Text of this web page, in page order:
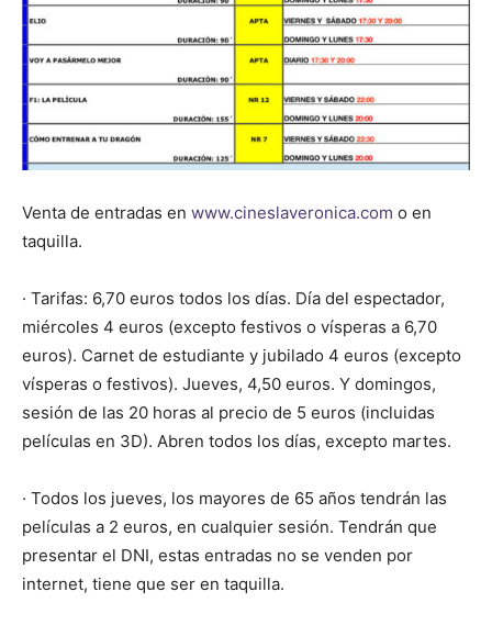
Venta de entradas en www.cineslaveronica.com o en
taquilla.
· Tarifas: 6,70 euros todos los días. Día del espectador,
miércoles 4 euros (excepto festivos o vísperas a 6,70
euros). Carnet de estudiante y jubilado 4 euros (excepto
vísperas o festivos). Jueves, 4,50 euros. Y domingos,
sesión de las 20 horas al precio de 5 euros (incluidas
películas en 3D). Abren todos los días, excepto martes.
· Todos los jueves, los mayores de 65 años tendrán las
películas a 2 euros, en cualquier sesión. Tendrán que
presentar el DNI, estas entradas no se venden por
internet, tiene que ser en taquilla.